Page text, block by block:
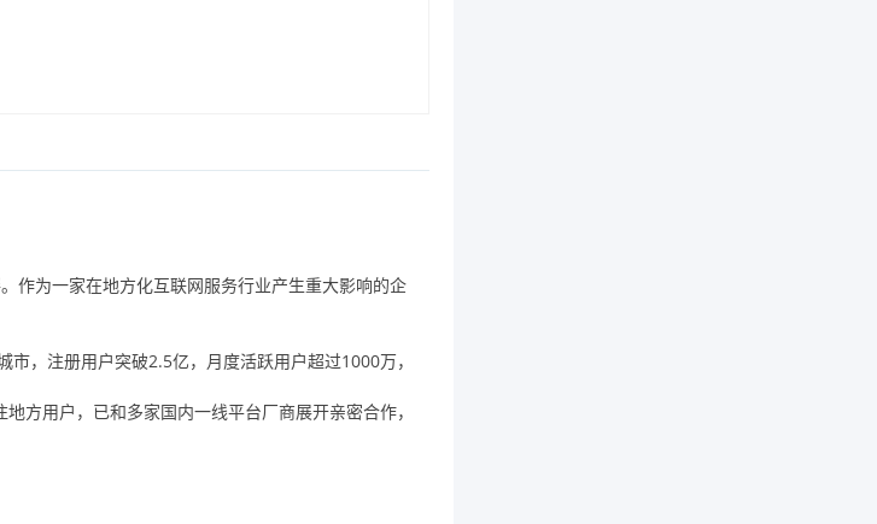
作为一家在地方化互联网服务行业产生重大影响的企
市，注册用户突破2.5亿，月度活跃用户超过1000万，
方用户，已和多家国内一线平台厂商展开亲密合作，